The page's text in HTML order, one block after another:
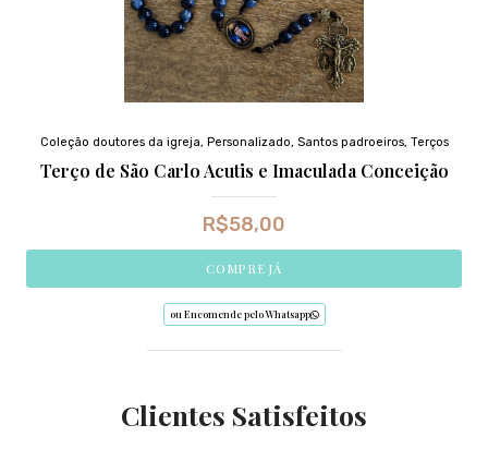
Coleção doutores da igreja, Personalizado, Santos padroeiros, Terços
Terço de São Carlo Acutis e Imaculada Conceição
R$58,00
COMPRE JÁ
ou Encomende pelo Whatsapp
Clientes Satisfeitos